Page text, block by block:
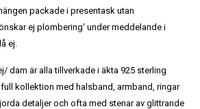
packade i presentask utan
ej plombering' under meddelande i
ej.
dam är alla tillverkade i äkta 925 sterling
kollektion med halsband, armband, ringar
detaljer och ofta med stenar av glittrande